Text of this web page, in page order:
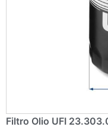
Filtro Olio UFI